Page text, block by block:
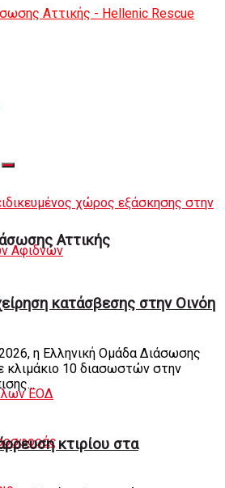
χώρος εξάσκησης στην
Αφιδνών
ΕΟΔ
Αττικής
κατάσβεσης στην Οινόη
η Ελληνική Ομάδα Διάσωσης
κλιμάκιο 10 διασωστών στην
κτιρίου στα